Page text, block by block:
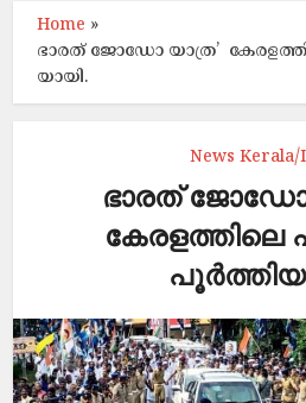
Home »
ഭാരത് ജോഡോ യാത്ര’
യായി.
News Kerala/
ഭാരത് ജോഡോ
കേരളത്തിലെ